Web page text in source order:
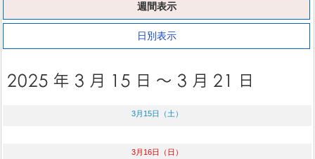
週間表示
日別表示
3月15日（土）
3月16日（日）